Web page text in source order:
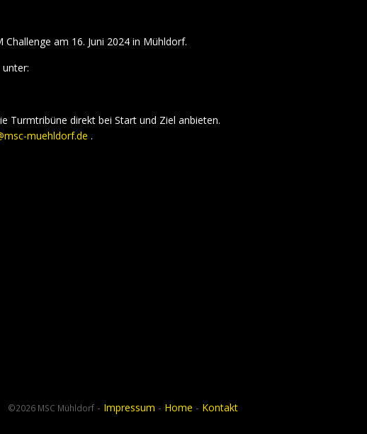
am 16. Juni 2024 in Mühldorf.
Turmtribüne direkt bei Start und Ziel anbieten.
muehldorf.de .
©2026 MSC Mühldorf - Impressum - Home - Kontakt